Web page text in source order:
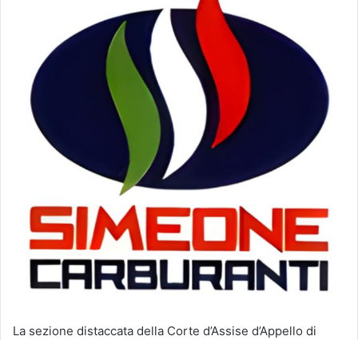
La sezione distaccata della Corte d’Assise d’Appello di